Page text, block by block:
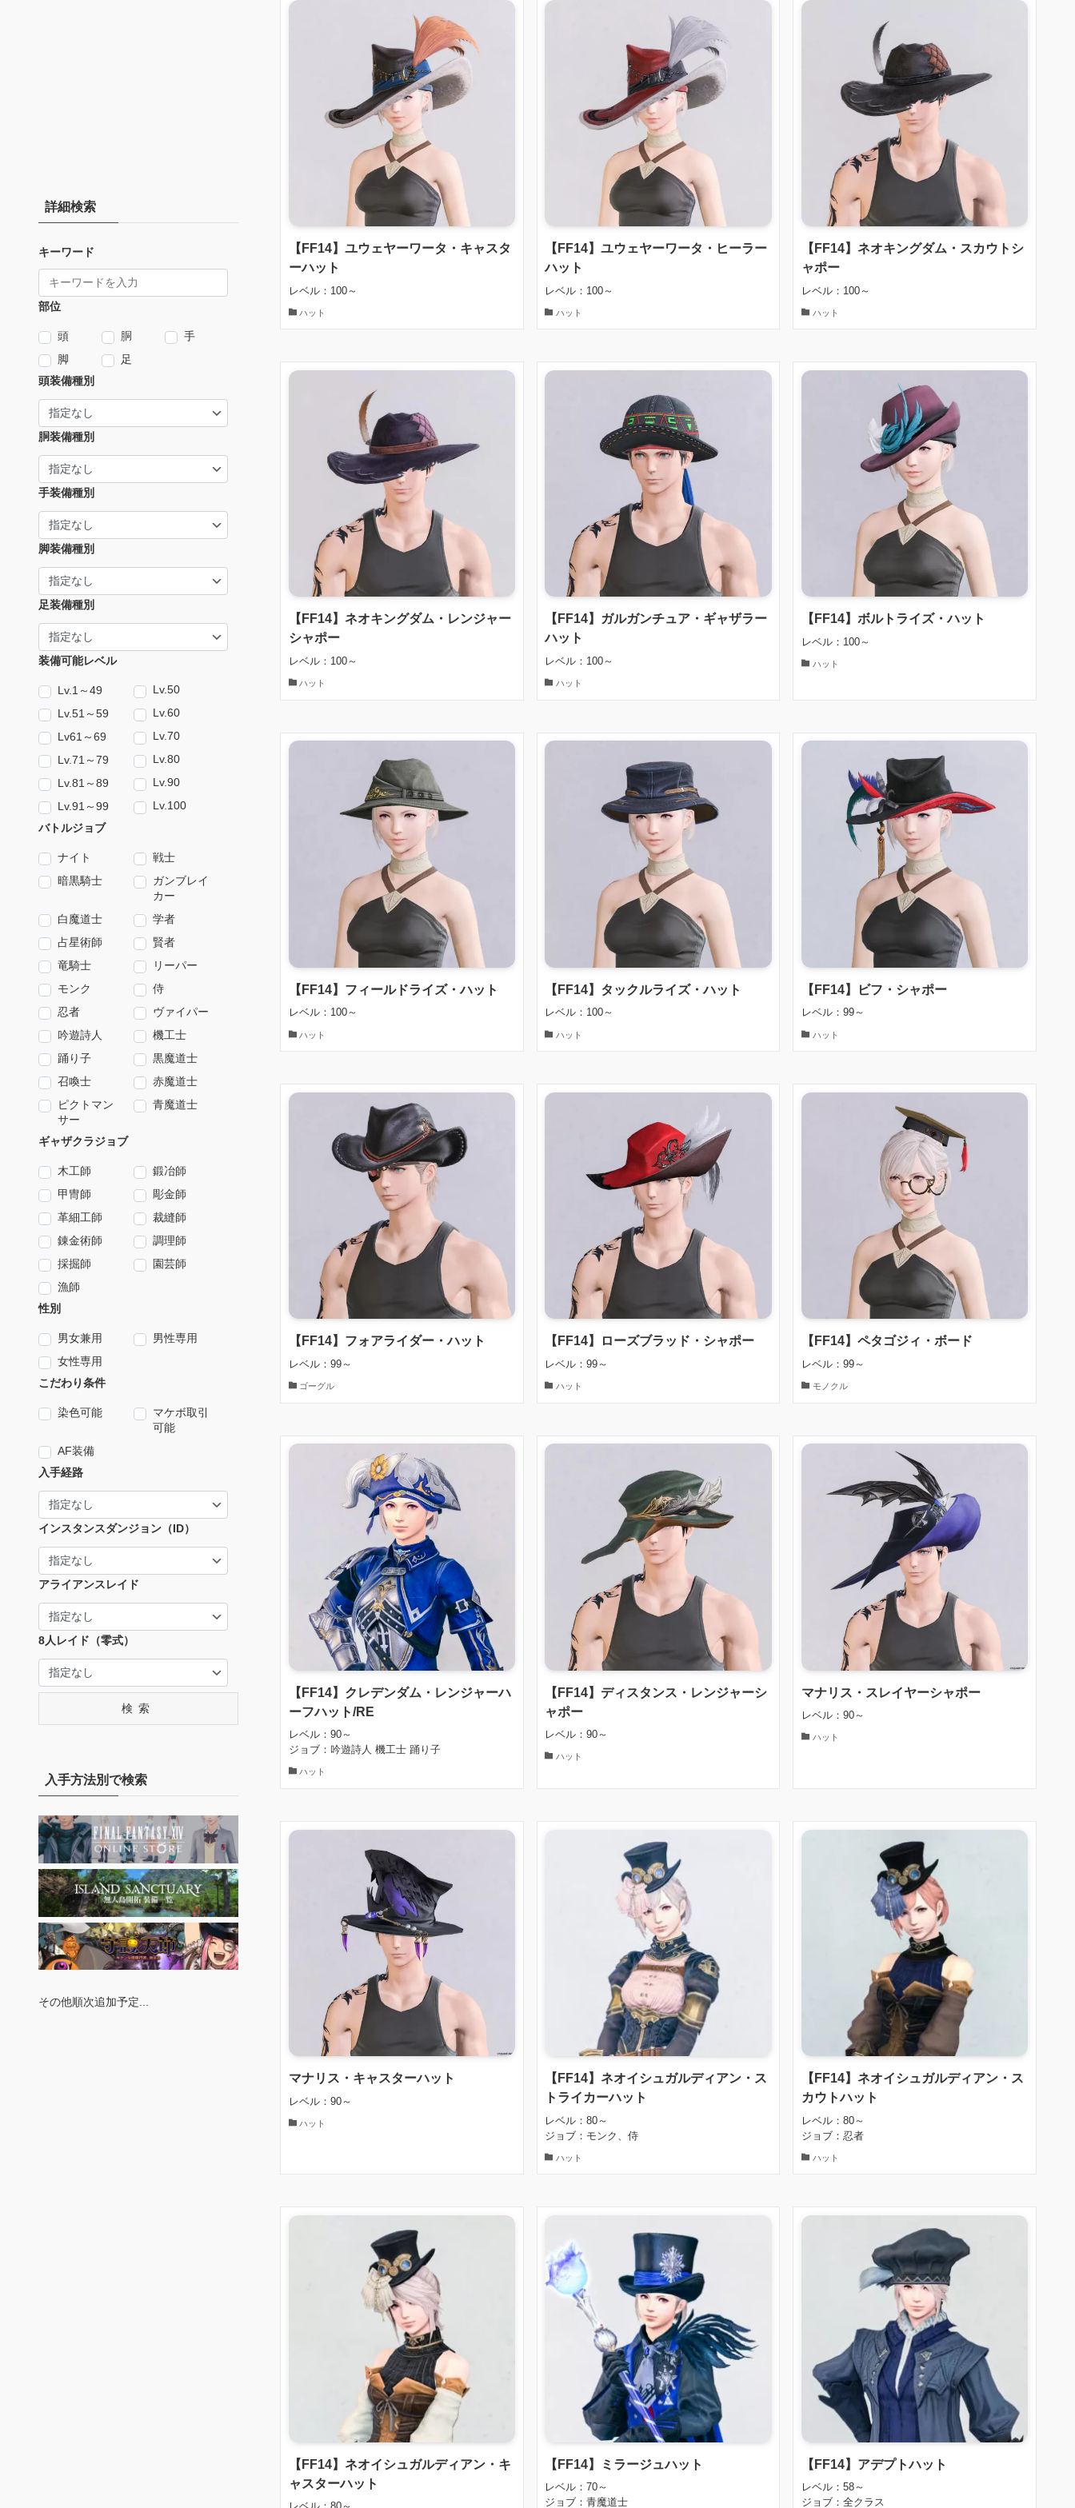
【FF14】ユウェヤーワータ・キャスタ
ーハット
レベル：100～
ハット
【FF14】ユウェヤーワータ・ヒーラー
ハット
レベル：100～
ハット
【FF14】ネオキングダム・スカウトシ
ャポー
レベル：100～
ハット
【FF14】ネオキングダム・レンジャー
シャポー
レベル：100～
ハット
【FF14】ガルガンチュア・ギャザラー
ハット
レベル：100～
ハット
【FF14】ボルトライズ・ハット
レベル：100～
ハット
【FF14】フィールドライズ・ハット
レベル：100～
ハット
【FF14】タックルライズ・ハット
レベル：100～
ハット
【FF14】ビフ・シャポー
レベル：99～
ハット
【FF14】フォアライダー・ハット
レベル：99～
ゴーグル
【FF14】ローズブラッド・シャポー
レベル：99～
ハット
【FF14】ペタゴジィ・ボード
レベル：99～
モノクル
【FF14】クレデンダム・レンジャーハ
ーフハット/RE
レベル：90～
ジョブ：吟遊詩人 機工士 踊り子
ハット
【FF14】ディスタンス・レンジャーシ
ャポー
レベル：90～
ハット
マナリス・スレイヤーシャポー
レベル：90～
ハット
マナリス・キャスターハット
レベル：90～
ハット
【FF14】ネオイシュガルディアン・ス
トライカーハット
レベル：80～
ジョブ：モンク、侍
ハット
【FF14】ネオイシュガルディアン・ス
カウトハット
レベル：80～
ジョブ：忍者
ハット
【FF14】ネオイシュガルディアン・キ
ャスターハット
【FF14】ミラージュハット
レベル：70～
ジョブ：青魔道士
【FF14】アデプトハット
レベル：58～
ジョブ：全クラス
詳細検索
キーワード
部位
頭 胴
手
脚
足
頭装備種別
胴装備種別
手装備種別
脚装備種別
足装備種別
装備可能レベル
Lv.1～49
Lv.50
Lv.51～59
Lv.60
Lv61～69
Lv.70
Lv.71～79
Lv.80
Lv.81～89
Lv.90
Lv.91～99
Lv.100
バトルジョブ
ナイト
戦士
暗黒騎士
ガンブレイ
カー
白魔道士
学者
占星術師
賢者
竜騎士
リーパー
モンク
侍
忍者
ヴァイパー
吟遊詩人
機工士
踊り子
黒魔道士
召喚士
赤魔道士
ピクトマン
サー
青魔道士
ギャザクラジョブ
木工師
鍛冶師
甲冑師
彫金師
革細工師
裁縫師
錬金術師
調理師
採掘師
園芸師
漁師
性別
男女兼用
男性専用
女性専用
こだわり条件
染色可能
マケボ取引
可能
AF装備
入手経路
インスタンスダンジョン（ID）
アライアンスレイド
8人レイド（零式）
検索
入手方法別で検索
その他順次追加予定...